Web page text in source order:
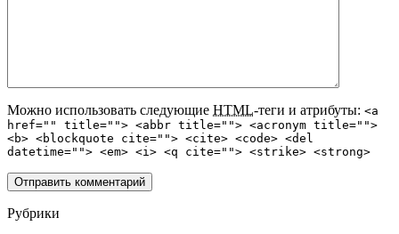
Можно использовать следующие HTML-теги и атрибуты: <a
href="" title=""> <abbr title=""> <acronym title="">
<b> <blockquote cite=""> <cite> <code> <del
datetime=""> <em> <i> <q cite=""> <strike> <strong>
Рубрики